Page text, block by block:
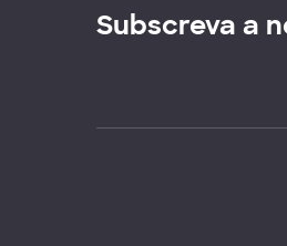
Subscreva a